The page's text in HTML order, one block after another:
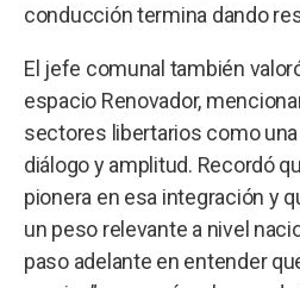
conducción termina dando
El jefe comunal también
espacio Renovador,
sectores libertarios como
diálogo y amplitud. Recordó
pionera en esa integración y
un peso relevante a nivel
paso adelante en entender